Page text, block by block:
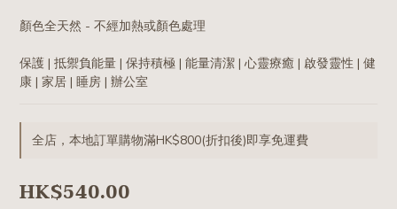
顏色全天然 - 不經加熱或顏色處理
保護 | 抵禦負能量 | 保持積極 | 能量清潔 | 心靈療癒 | 啟發靈性 | 健
康 | 家居 | 睡房 | 辦公室
全店，本地訂單購物滿HK$800(折扣後)即享免運費
HK$540.00